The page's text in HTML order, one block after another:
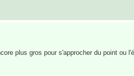
plus gros pour s'approcher du point ou